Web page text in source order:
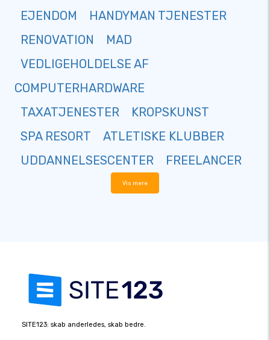
EJENDOM
HANDYMAN TJENESTER
RENOVATION
MAD
VEDLIGEHOLDELSE AF
COMPUTERHARDWARE
TAXATJENESTER
KROPSKUNST
SPA RESORT
ATLETISKE KLUBBER
UDDANNELSESCENTER
FREELANCER
Vis mere
SITE123: skab anderledes, skab bedre.